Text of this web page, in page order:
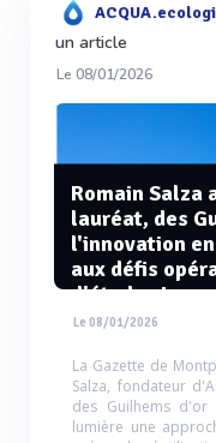
un article
Le 08/01/2026
Romain Salza
lauréat, des
l'innovation
aux défis
d'études !
Le 08/01/2026
La Gazette de
Salza, fondateur
des Guilhems d'or
lumière une